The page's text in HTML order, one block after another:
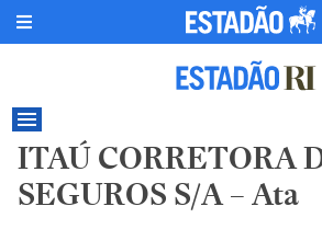
ITAÚ CORRETORA
SEGUROS S/A – Ata